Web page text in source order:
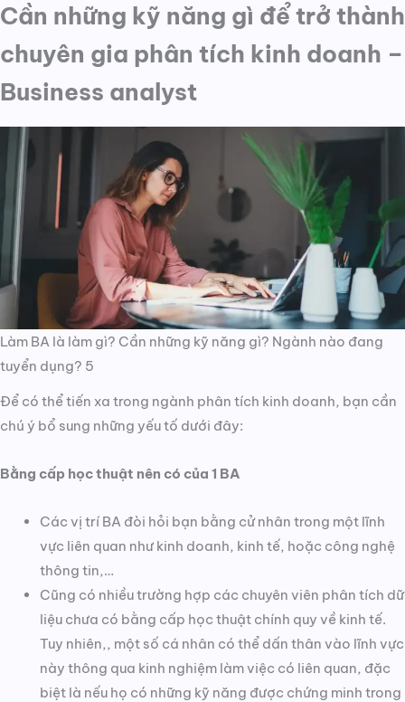
Cần những kỹ năng gì để trở thành
chuyên gia phân tích kinh doanh –
Business analyst
Làm BA là làm gì? Cần những kỹ năng gì? Ngành nào đang
tuyển dụng? 5
Để có thể tiến xa trong ngành phân tích kinh doanh, bạn cần
chú ý bổ sung những yếu tố dưới đây:
Bằng cấp học thuật nên có của 1 BA
Các vị trí BA đòi hỏi bạn bằng cử nhân trong một lĩnh
vực liên quan như kinh doanh, kinh tế, hoặc công nghệ
thông tin,…
Cũng có nhiều trường hợp các chuyên viên phân tích dữ
liệu chưa có bằng cấp học thuật chính quy về kinh tế.
Tuy nhiên,, một số cá nhân có thể dấn thân vào lĩnh vực
này thông qua kinh nghiệm làm việc có liên quan, đặc
biệt là nếu họ có những kỹ năng được chứng minh trong